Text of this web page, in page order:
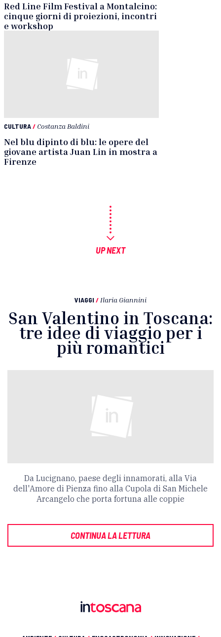
Red Line Film Festival a Montalcino:
cinque giorni di proiezioni, incontri
e workshop
CULTURA/ Costanza Baldini
Nel blu dipinto di blu: le opere del
giovane artista Juan Lin in mostra a
Firenze
UP NEXT
VIAGGI / Ilaria Giannini
San Valentino in Toscana:
tre idee di viaggio per i
più romantici
Da Lucignano, paese degli innamorati, alla Via
dell'Amore di Pienza fino alla Cupola di San Michele
Arcangelo che porta fortuna alle coppie
CONTINUA LA LETTURA